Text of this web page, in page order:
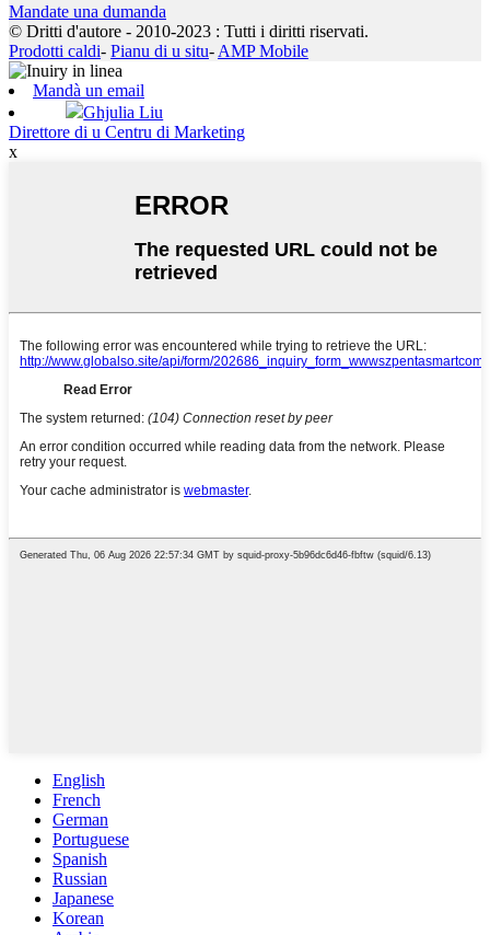
Mandate una dumanda
© Dritti d'autore - 2010-2023 : Tutti i diritti riservati.
Prodotti caldi- Pianu di u situ- AMP Mobile
Mandà un email
Ghjulia Liu
Direttore di u Centru di Marketing
x
English
French
German
Portuguese
Spanish
Russian
Japanese
Korean